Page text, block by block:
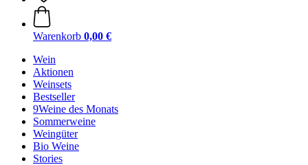
Warenkorb 0,00 €
Wein
Aktionen
Weinsets
Bestseller
9Weine des Monats
Sommerweine
Weingüter
Bio Weine
Stories